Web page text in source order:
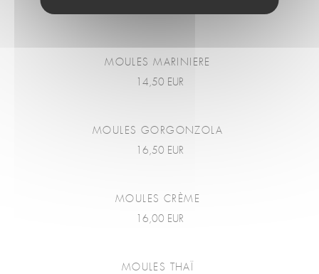
MOULES MARINIERE
14,50 EUR
MOULES GORGONZOLA
16,50 EUR
MOULES CRÈME
16,00 EUR
MOULES THAÏ